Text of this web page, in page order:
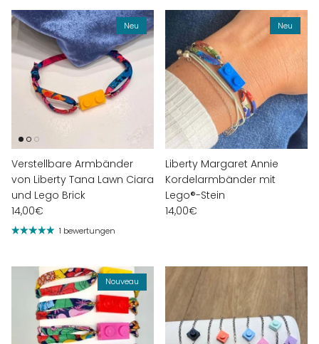
Neu
Verstellbare Armbänder
von Liberty Tana Lawn Ciara
und Lego Brick
14,00€
1 bewertungen
Neu
Liberty Margaret Annie
Kordelarmbänder mit
Lego®-Stein
14,00€
Nouveau